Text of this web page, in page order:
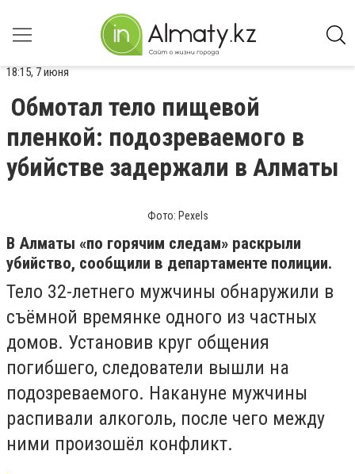
18:15, 7 июня
Обмотал тело пищевой
пленкой: подозреваемого в
убийстве задержали в Алматы
Фото: Pexels
В Алматы «по горячим следам» раскрыли
убийство, сообщили в департаменте полиции.
Тело 32-летнего мужчины обнаружили в
съёмной времянке одного из частных
домов. Установив круг общения
погибшего, следователи вышли на
подозреваемого. Накануне мужчины
распивали алкоголь, после чего между
ними произошёл конфликт.